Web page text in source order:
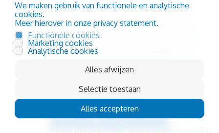
De consument kan een overeenkomst die voor
bepaalde tijd is aangegaan en die strekt tot het
geregeld afleveren van producten of diensten, te
allen tijde tegen het einde van de bepaalde duur
overeengekomen opzeggingsregels en een
opzegtermijn van ten hoogste één maand.
De consument kan de in de vorige leden genoemde
overeenkomsten:
We maken gebruik van functionele en analytische
cookies.
Meer hierover in onze privacy statement.
Functionele cookies
Marketing cookies
Analytische cookies
Alles afwijzen
Selectie toestaan
Alles accepteren